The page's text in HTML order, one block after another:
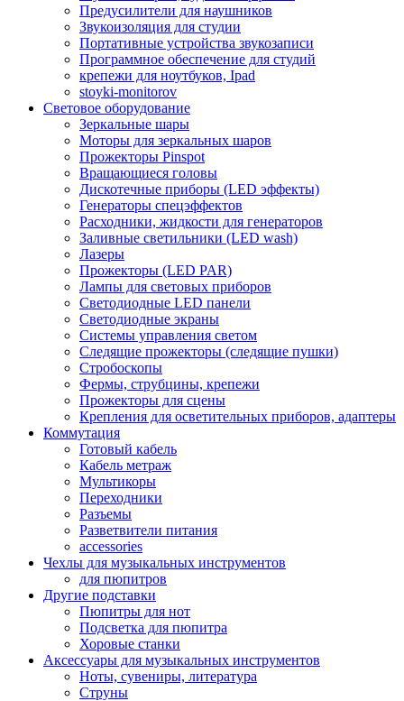
Предусилители для наушников
Звукоизоляция для студии
Портативные устройства звукозаписи
Программное обеспечение для студий
крепежи для ноутбуков, Ipad
stoyki-monitorov
Световое оборудование
Зеркальные шары
Моторы для зеркальных шаров
Прожекторы Pinspot
Вращающиеся головы
Дискотечные приборы (LED эффекты)
Генераторы спецэффектов
Расходники, жидкости для генераторов
Заливные светильники (LED wash)
Лазеры
Прожекторы (LED PAR)
Лампы для световых приборов
Светодиодные LED панели
Светодиодные экраны
Системы управления светом
Следящие прожекторы (следящие пушки)
Стробоскопы
Фермы, струбцины, крепежи
Прожекторы для сцены
Крепления для осветительных приборов, адаптеры
Коммутация
Готовый кабель
Кабель метраж
Мультикоры
Переходники
Разъемы
Разветвители питания
accessories
Чехлы для музыкальных инструментов
для пюпитров
Другие подставки
Пюпитры для нот
Подсветка для пюпитра
Хоровые станки
Аксессуары для музыкальных инструментов
Ноты, сувениры, литература
Струны